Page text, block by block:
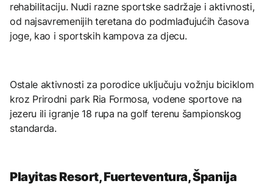
rehabilitaciju. Nudi razne sportske sadržaje i aktivnosti,
od najsavremenijih teretana do podmlađujućih časova
joge, kao i sportskih kampova za djecu.
Ostale aktivnosti za porodice uključuju vožnju biciklom
kroz Prirodni park Ria Formosa, vodene sportove na
jezeru ili igranje 18 rupa na golf terenu šampionskog
standarda.
Playitas Resort, Fuerteventura, Španija